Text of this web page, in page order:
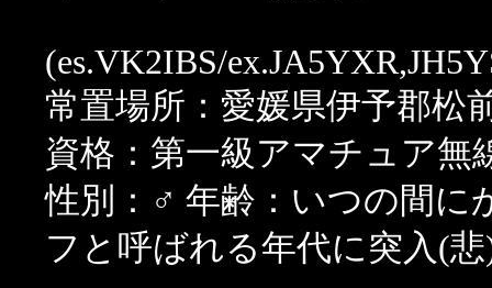
(es.VK2IBS/
常置場所：愛媛県伊予郡松
資格：第一級アマチュア無
性別：♂ 年齢：いつの間に
フと呼ばれる年代に突入(